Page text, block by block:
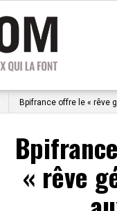
Bpifrance offre le « rêve
« rêve